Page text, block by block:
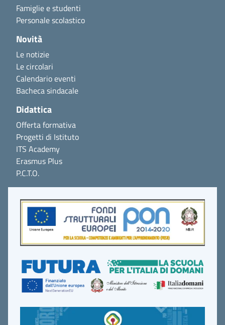
Famiglie e studenti
Personale scolastico
Novità
Le notizie
Le circolari
Calendario eventi
Bacheca sindacale
Didattica
Offerta formativa
Progetti di Istituto
ITS Academy
Erasmus Plus
P.C.T.O.